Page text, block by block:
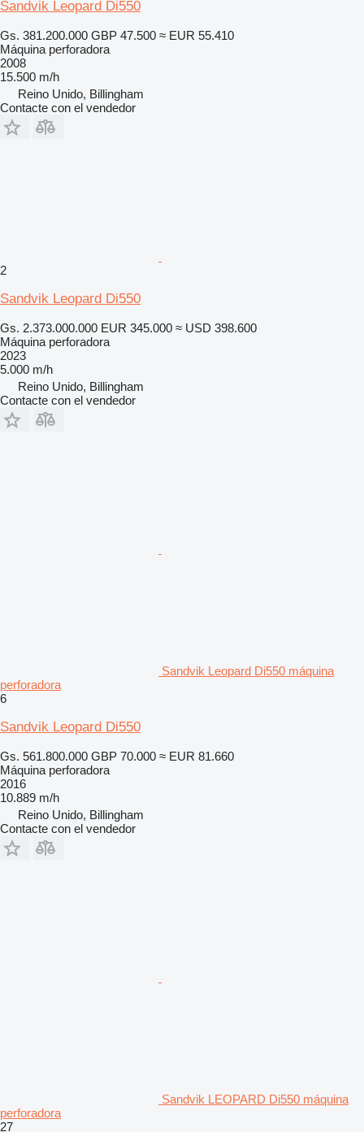
Sandvik Leopard Di550
Gs. 381.200.000 GBP 47.500 ≈ EUR 55.410
Máquina perforadora
2008
15.500 m/h
Reino Unido, Billingham
Contacte con el vendedor
2
Sandvik Leopard Di550
Gs. 2.373.000.000 EUR 345.000 ≈ USD 398.600
Máquina perforadora
2023
5.000 m/h
Reino Unido, Billingham
Contacte con el vendedor
Sandvik Leopard Di550 máquina
perforadora
6
Sandvik Leopard Di550
Gs. 561.800.000 GBP 70.000 ≈ EUR 81.660
Máquina perforadora
2016
10.889 m/h
Reino Unido, Billingham
Contacte con el vendedor
Sandvik LEOPARD Di550 máquina
perforadora
27